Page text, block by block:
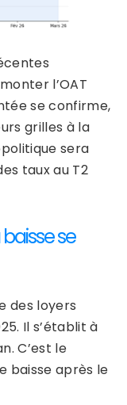
l’OAT
se confirme,
grilles à la
sera
taux au T2
se
des loyers
Il s’établit à
C’est le
baisse après le